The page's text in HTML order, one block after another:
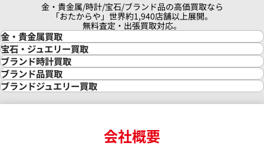
金・貴金属/時計/宝石/ブランド品の高価買取なら
「おたからや」世界約1,940店舗以上展開。
無料査定・出張買取対応。
金・貴金属買取
金買取
金の相場価格情報
金の参考買取価格一覧
インゴット買取
インゴットの相場価格情報
24金買取
宝石・ジュエリー買取
宝石・ジュエリー買取
ダイヤモンド買取
ダイヤモンド・宝石の参考価格一覧
リング・結婚指輪買取
エメラルド買取
ブランド時計買取
時計買取
ロレックス買取
ロレックス デイトナ買取
ロレックス サブマリーナー買取
ロレックス エクスプローラー買取
ロレックス デイトジャスト買取
ブランド品買取
ブランド買取
ブランドジュエリー買取
ヴァンクリーフ＆アーペル買取会社概要